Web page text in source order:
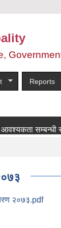
Reports
सम्बन्धी सूचना!
२०७३.pdf